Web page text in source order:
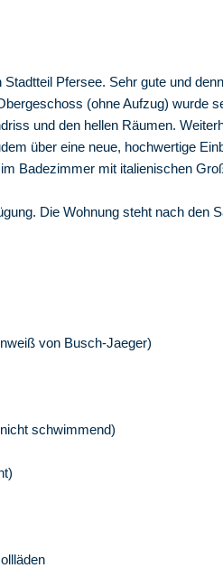
Pfersee. Sehr gute und
(ohne Aufzug) wurde
und den hellen Räumen.
über eine neue, hochwertige
Badezimmer mit italienischen
Die Wohnung steht nach den
von Busch-Jaeger)
schwimmend)